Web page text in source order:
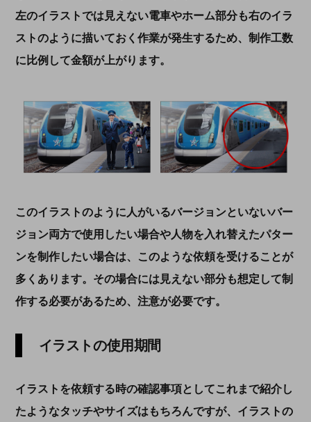
左のイラストでは見えない電車やホーム部分も右のイラ
ストのように描いておく作業が発生するため、制作工数
に比例して金額が上がります。
このイラストのように人がいるバージョンといないバー
ジョン両方で使用したい場合や人物を入れ替えたパター
ンを制作したい場合は、このような依頼を受けることが
多くあります。その場合には見えない部分も想定して制
作する必要があるため、注意が必要です。
イラストの使用期間
イラストを依頼する時の確認事項としてこれまで紹介し
たようなタッチやサイズはもちろんですが、イラストの